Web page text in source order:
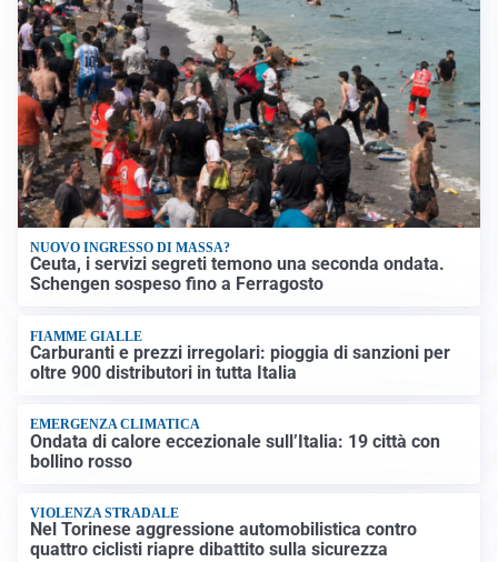
NUOVO INGRESSO DI MASSA?
Ceuta, i servizi segreti temono una seconda ondata.
Schengen sospeso fino a Ferragosto
FIAMME GIALLE
Carburanti e prezzi irregolari: pioggia di sanzioni per
oltre 900 distributori in tutta Italia
EMERGENZA CLIMATICA
Ondata di calore eccezionale sull’Italia: 19 città con
bollino rosso
VIOLENZA STRADALE
Nel Torinese aggressione automobilistica contro
quattro ciclisti riapre dibattito sulla sicurezza